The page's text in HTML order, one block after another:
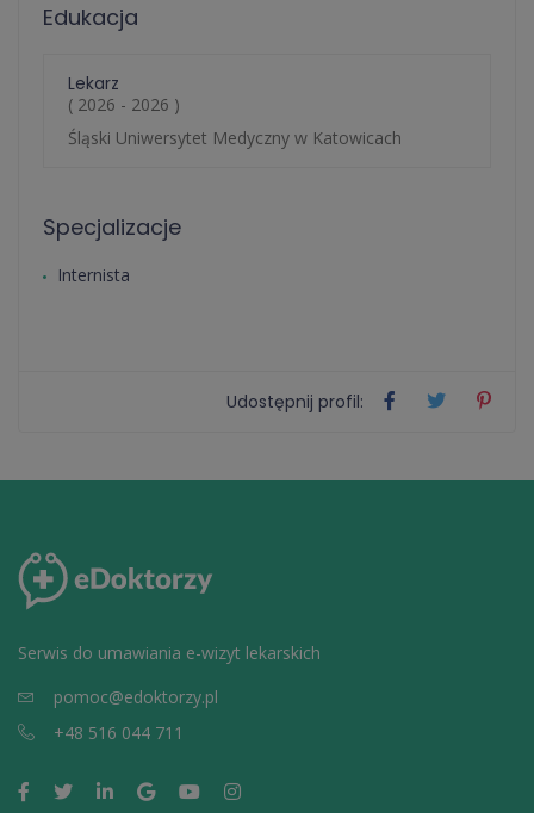
Edukacja
Lekarz
( 2026 - 2026 )
Śląski Uniwersytet Medyczny w Katowicach
Specjalizacje
Internista
Udostępnij profil:
Serwis do umawiania e-wizyt lekarskich
pomoc@edoktorzy.pl
+48 516 044 711